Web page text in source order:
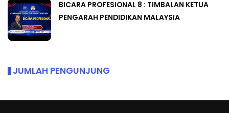
BICARA PROFESIONAL 8 : TIMBALAN KETUA
PENGARAH PENDIDIKAN MALAYSIA
JUMLAH PENGUNJUNG